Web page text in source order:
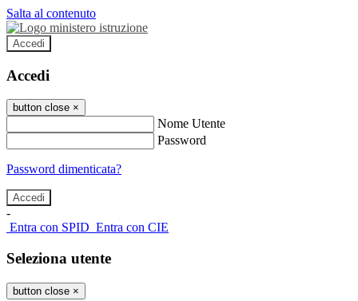
Salta al contenuto
Accedi
Accedi
button close ×
Nome Utente
Password
Password dimenticata?
-
Entra con SPID Entra con CIE
Seleziona utente
button close ×